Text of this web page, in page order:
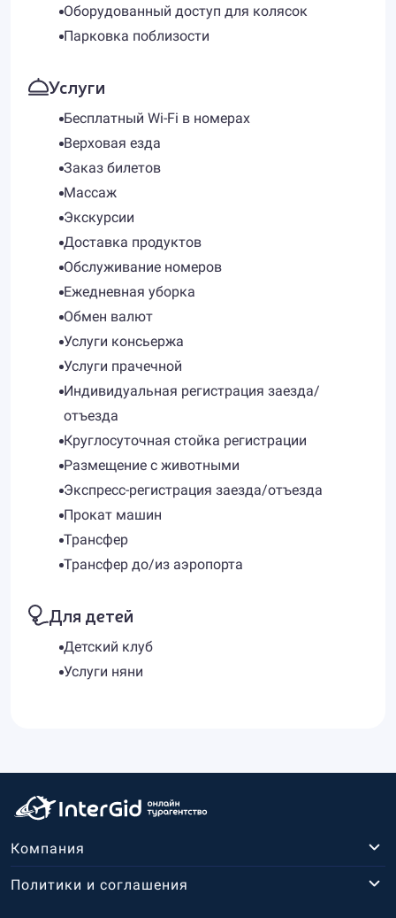
Оборудованный доступ для колясок
Парковка поблизости
Услуги
Бесплатный Wi-Fi в номерах
Верховая езда
Заказ билетов
Массаж
Экскурсии
Доставка продуктов
Обслуживание номеров
Ежедневная уборка
Обмен валют
Услуги консьержа
Услуги прачечной
Индивидуальная регистрация заезда/
отъезда
Круглосуточная стойка регистрации
Размещение с животными
Экспресс-регистрация заезда/отъезда
Прокат машин
Трансфер
Трансфер до/из аэропорта
Для детей
Детский клуб
Услуги няни
Компания
Политики и соглашения